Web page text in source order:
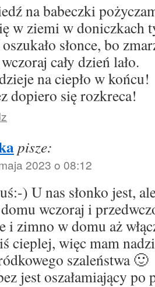
na babeczki
w ziemi w doniczkach
słonce, bo
cały dzień lało.
na ciepło w końcu!
dopiero się rozkreca!
pisze:
2023 o 08:12
) U nas słonko jest,
wczoraj i
i zimno w domu aż
cieplej, więc mam
szaleństwa 🙂
jest oszałamiający po